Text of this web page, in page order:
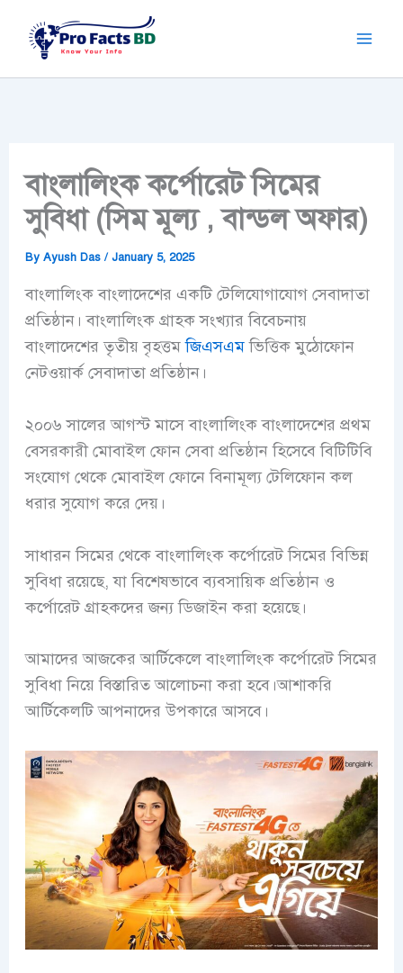
content
বাংলালিংক কর্পোরেট সিমের
সুবিধা (সিম মূল্য , বান্ডল অফার)
By Ayush Das /January 5, 2025
বাংলালিংক বাংলাদেশের একটি টেলিযোগাযোগ সেবাদাতা
প্রতিষ্ঠান। বাংলালিংক গ্রাহক সংখ্যার বিবেচনায়
বাংলাদেশের তৃতীয় বৃহত্তমজিএসএমভিত্তিক মুঠোফোন
নেটওয়ার্ক সেবাদাতা প্রতিষ্ঠান।
২০০৬ সালের আগস্ট মাসে বাংলালিংক বাংলাদেশের প্রথম
বেসরকারী মোবাইল ফোন সেবা প্রতিষ্ঠান হিসেবে বিটিটিবি
সংযোগ থেকে মোবাইল ফোনে বিনামূল্য টেলিফোন কল
ধরার সুযোগ করে দেয়।
সাধারন সিমের থেকে বাংলালিংক কর্পোরেট সিমের বিভিন্ন
সুবিধা রয়েছে, যা বিশেষভাবে ব্যবসায়িক প্রতিষ্ঠান ও
কর্পোরেট গ্রাহকদের জন্য ডিজাইন করা হয়েছে।
আমাদের আজকের আর্টিকেলে বাংলালিংক কর্পোরেট সিমের
সুবিধা নিয়ে বিস্তারিত আলোচনা করা হবে।আশাকরি
আর্টিকেলটি আপনাদের উপকারে আসবে।